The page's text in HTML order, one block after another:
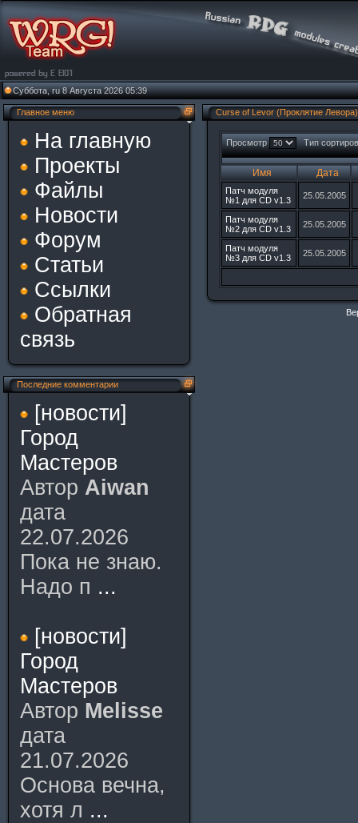
Суббота, ru 8 Августа 2026 05:39
Главное меню
На главную
Проекты
Файлы
Новости
Форум
Статьи
Ссылки
Обратная
связь
Последние комментарии
[новости]
Город
Мастеров
Автор Aiwan
дата
22.07.2026
Пока не знаю.
Надо п ...
[новости]
Город
Мастеров
Автор Melisse
дата
21.07.2026
Основа вечна,
хотя л ...
Curse of Levor (Проклятие
Просмотр Тип
Имя Дата
Патч модуля
№1 для CD v1.3
25.05.2005
Патч модуля
№2 для CD v1.3
25.05.2005
Патч модуля
№3 для CD v1.3
25.05.2005